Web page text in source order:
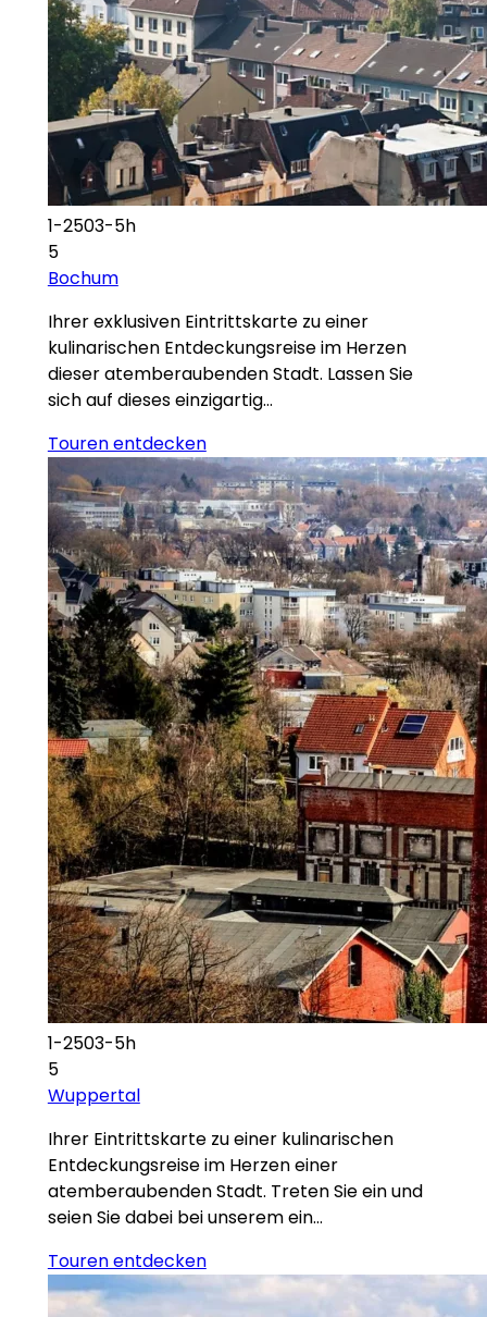
1-2503-5h
5
Bochum
Ihrer exklusiven Eintrittskarte zu einer
kulinarischen Entdeckungsreise im Herzen
dieser atemberaubenden Stadt. Lassen Sie
sich auf dieses einzigartig…
Touren entdecken
1-2503-5h
5
Wuppertal
Ihrer Eintrittskarte zu einer kulinarischen
Entdeckungsreise im Herzen einer
atemberaubenden Stadt. Treten Sie ein und
seien Sie dabei bei unserem ein…
Touren entdecken